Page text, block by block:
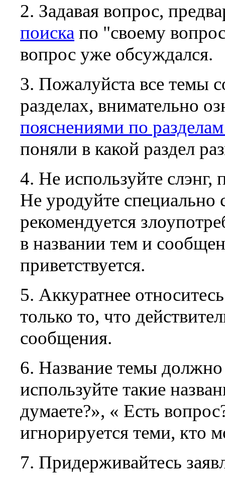
2. Задавая вопрос,
поиска по "своему
вопрос уже обсуждался.
3. Пожалуйста все темы
разделах, внимательно
пояснениями по
поняли в какой раздел
4. Не используйте
Не уродуйте специально
рекомендуется
в названии тем и
приветствуется.
5. Аккуратнее
только то, что
сообщения.
6. Название темы
используйте такие
думаете?», « Есть
игнорируется теми, кто
7. Придерживайтесь